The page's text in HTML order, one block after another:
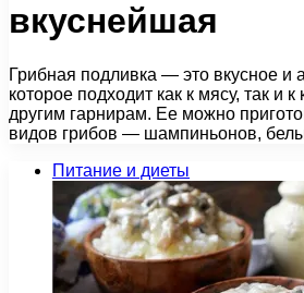
вкуснейшая
Грибная подливка — это вкусное и
которое подходит как к мясу, так и
другим гарнирам. Ее можно
видов грибов — шампиньонов,
Питание и диеты